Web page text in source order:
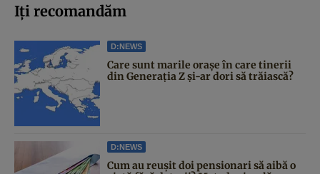
Iți recomandăm
D:NEWS
Care sunt marile orașe în care tinerii
din Generația Z și-ar dori să trăiască?
D:NEWS
Cum au reușit doi pensionari să aibă o